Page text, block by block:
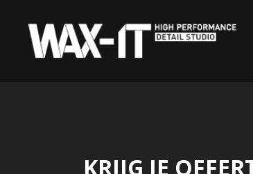
‎ HOME‎ ‎
KRIJG JE